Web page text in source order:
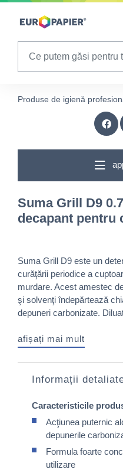
Table Of Content
Produse de igienă
Suma Grill D9
decapant pentru
Suma Grill D9 este un
curăţării periodice a
murdare. Acest amestec
şi solvenţi îndepărtează
depuneri carbonizate.
afișați mai mult
Informații
Caracteristicile
Acţiunea puternic
depunerile
Formula foarte
utilizare